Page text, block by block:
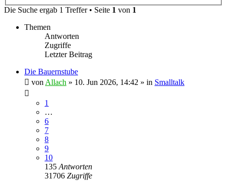
Die Suche ergab 1 Treffer • Seite 1 von 1
Themen
Antworten
Zugriffe
Letzter Beitrag
Die Bauernstube
vonAllach » 10. Jun 2026, 14:42 » in Smalltalk
1
…
6
7
8
9
10
135Antworten
31706 Zugriffe